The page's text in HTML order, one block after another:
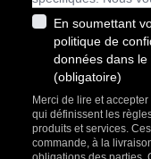
En soumettant
politique de
données dans
(obligatoire)
Merci de lire et
qui définissent les
produits et services.
commande, à la